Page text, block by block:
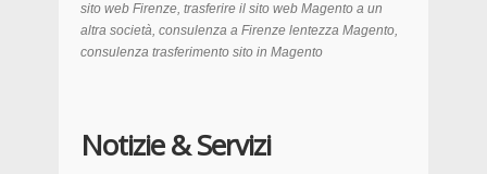
sito web Firenze, trasferire il sito web Magento a un
altra società, consulenza a Firenze lentezza Magento,
consulenza trasferimento sito in Magento
Notizie & Servizi